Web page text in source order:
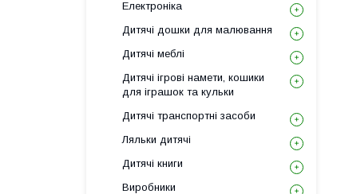
Електроніка
Дитячі дошки для малювання
Дитячі меблі
Дитячі ігрові намети, кошики
для іграшок та кульки
Дитячі транспортні засоби
Ляльки дитячі
Дитячі книги
Виробники